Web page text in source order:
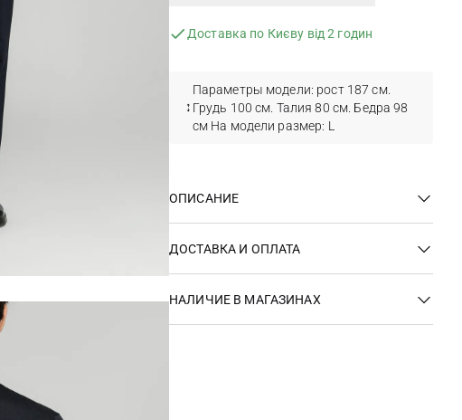
Доставка по Києву від 2 годин
Параметры модели: рост 187 см.
Грудь 100 см. Талия 80 см. Бедра 98
см На модели размер: L
ОПИСАНИЕ
ДОСТАВКА И ОПЛАТА
НАЛИЧИЕ В МАГАЗИНАХ